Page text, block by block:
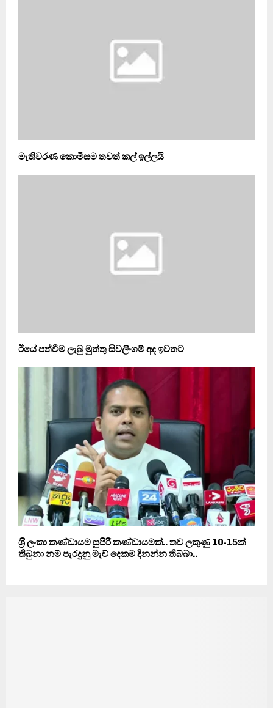
මැතිවරණ කොමිසම තවත් කල් ඉල්ලයි
ඊයේ පත්වීම ලැබු මුත්තු සිවලිංගම් අද ඉවතට
ශ‍්‍රී ලංකා කණ්ඩායම සුපිරි කණ්ඩායමක්.. තව ලකුණු 10-15ක්
තිබුනා නම් පැරදුනු මැච් දෙකම දිනන්න තිබ්බා..